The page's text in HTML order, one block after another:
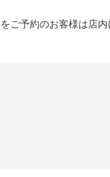
ご予約のお客様は店